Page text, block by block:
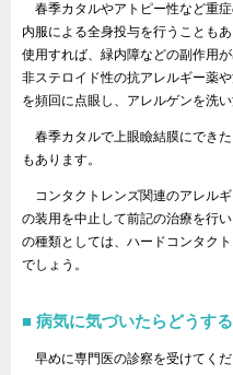
春季カタルやアトピー性など重症
内服による全身投与を行うことも
使用すれば、緑内障などの副作用
非ステロイド性の抗アレルギー薬
を頻回に点眼し、アレルゲンを洗い
春季カタルで上眼瞼結膜にでき
もあります。
コンタクトレンズ関連のアレル
の装用を中止して前記の治療を行
の種類としては、ハードコンタク
でしょう。
病気に気づいたらどうする
早めに専門医の診察を受けてくだ